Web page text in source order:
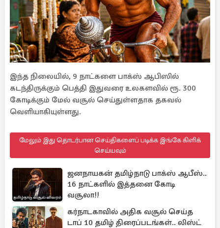
இந்த நிலையில், 9 நாட்களை பாக்ஸ் ஆபிஸில்
கடந்திருக்கும் பெத்தி இதுவரை உலகளவில் ரூ. 300
கோடிக்கும் மேல் வசூல் செய்துள்ளதாக தகவல்
வெளியாகியுள்ளது.
மேலும் இது தொடர்பான செய்திகளைப் படிக்க இங்கே கிளிக்
செய்யவும்
ஜனநாயகன் தமிழ்நாடு பாக்ஸ் ஆபீஸ்..
16 நாட்களில் இத்தனை கோடி
வசூலா!!
கர்நாடகாவில் அதிக வசூல் செய்த
டாப் 10 தமிழ் திரைப்படங்கள்.. லிஸ்ட்